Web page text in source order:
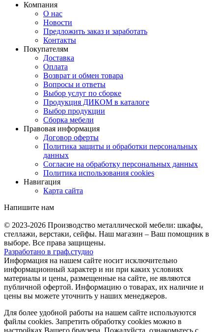
Компания
О нас
Новости
Предложить заказ и заработать
Контакты
Покупателям
Доставка
Оплата
Возврат и обмен товара
Вопросы и ответы
Выбор услуг по сборке
Продукция ДИКОМ в каталоге
Выбор продукции
Сборка мебели
Правовая информация
Договор оферты
Политика защиты и обработки персональных
данных
Согласие на обработку персональных данных
Политика использования cookies
Навигация
Карта сайта
Напишите нам
© 2023-2026 Производство металлической мебели: шкафы,
стеллажи, верстаки, сейфы. Наш магазин – Ваш помощник в
выборе. Все права защищены.
Разработано в граф.студио
Информация на нашем сайте носит исключительно
информационный характер и ни при каких условиях
материалы и цены, размещенные на сайте, не являются
публичной офертой. Информацию о товарах, их наличие и
цены вы можете уточнить у наших менеджеров.
Для более удобной работы на нашем сайте используются
файлы сookies. Запретить обработку cookies можно в
настройках Вашего браузера. Пожалуйста, ознакомьтесь с